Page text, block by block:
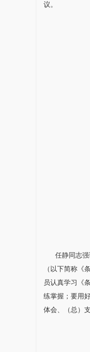
议。
任静同志
（以下简称《
员认真学习《
练掌握；要用
体会、（总）